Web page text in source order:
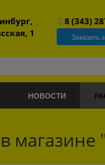
1
8 (343)
Заказать
НОВОСТИ
магазине